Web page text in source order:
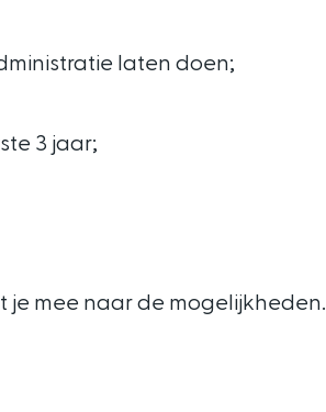
laten doen;
3 jaar;
je mee naar de mogelijkheden.